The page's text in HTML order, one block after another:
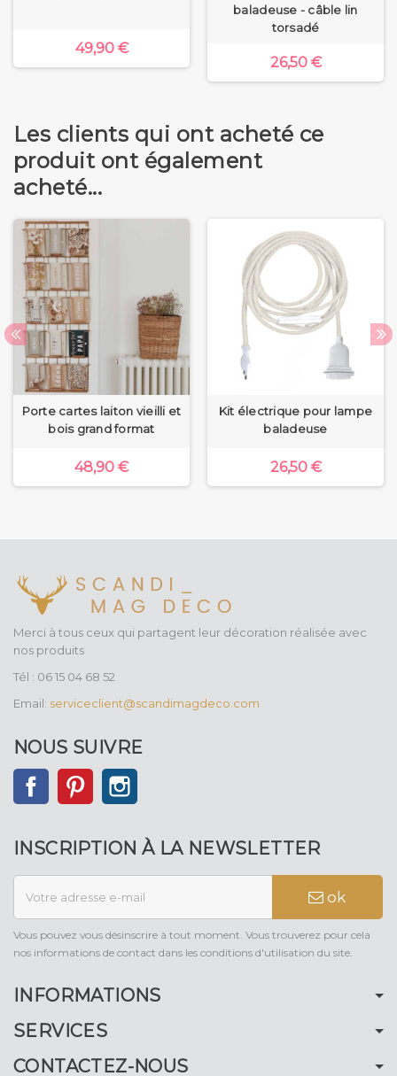
49,90 €
baladeuse - câble lin
torsadé
26,50 €
Les clients qui ont acheté ce
produit ont également
acheté...
Porte cartes laiton vieilli et
bois grand format
48,90 €
Kit électrique pour lampe
baladeuse
26,50 €
Merci à tous ceux qui partagent leur décoration réalisée avec
nos produits
Tél : 06 15 04 68 52
Email: serviceclient@scandimagdeco.com
NOUS SUIVRE
FacebookPinterest
INSCRIPTION À LA NEWSLETTER
ok
Vous pouvez vous désinscrire à tout moment. Vous trouverez pour cela
nos informations de contact dans les conditions d'utilisation du site.
INFORMATIONS
SERVICES
CONTACTEZ-NOUS